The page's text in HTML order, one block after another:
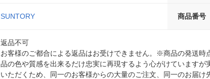
SUNTORY 商品番号
返品不可
お客様のご都合による返品はお受けできません。※商品の発送
品の色や質感を出来るだけ忠実に再現するよう心がけています
いただくため、同一のお客様からの大量のご注文、同一のお届